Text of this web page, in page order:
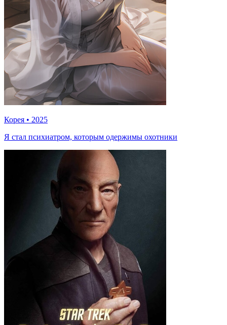
Корея • 2025
Я стал психиатром, которым одержимы охотники